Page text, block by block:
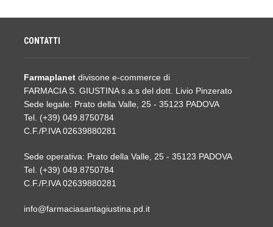
CONTATTI
Farmaplanet divisone e-commerce di
FARMACIA S. GIUSTINA s.a.s del dott. Livio Pinzerato
Sede legale: Prato della Valle, 25 - 35123 PADOVA
Tel. (+39) 049.8750784
C.F./P.IVA 02639880281
Sede operativa: Prato della Valle, 25 - 35123 PADOVA
Tel. (+39) 049.8750784
C.F./P.IVA 02639880281
info@farmaciasantagiustina.pd.it